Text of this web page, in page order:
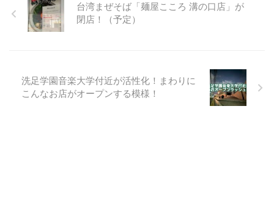
台湾まぜそば「麺屋こころ 溝の口店」が
閉店！（予定）
洗足学園音楽大学付近が活性化！まわりに
こんなお店がオープンする模様！